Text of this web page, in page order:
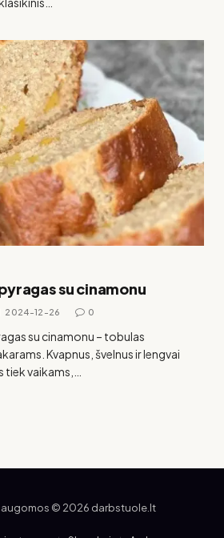
su cinamonu
2024-12-26 0
su cinamonu – tobulas
Kvapnus, švelnus ir lengvai
vaikams,…
© 2026 darbstuole.lt